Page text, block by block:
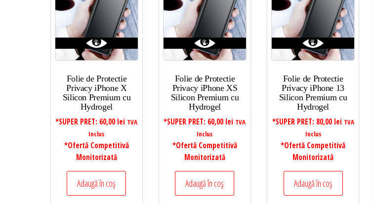
Folie de Protectie
Privacy iPhone X
Silicon Premium cu
Hydrogel
*SUPER PRET: 60,00 lei TVA
Inclus
*Ofertă Competitivă
Monitorizată
Adaugă în coș
Folie de Protectie
Privacy iPhone XS
Silicon Premium cu
Hydrogel
*SUPER PRET: 60,00 lei TVA
Inclus
*Ofertă Competitivă
Monitorizată
Adaugă în coș
Folie de Protectie
Privacy iPhone 13
Silicon Premium cu
Hydrogel
*SUPER PRET: 80,00 lei TVA
Inclus
*Ofertă Competitivă
Monitorizată
Adaugă în coș